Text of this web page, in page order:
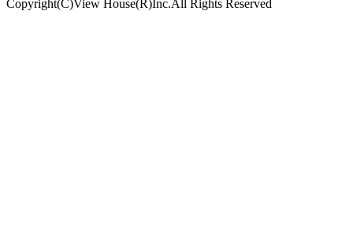
Copyright(C)View House(R)Inc.All Rights Reserved